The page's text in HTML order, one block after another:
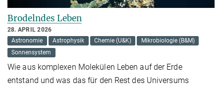
Brodelndes Leben
28. APRIL 2026
Astronomie
Astrophysik Chemie (U&K)
Mikrobiologie (B&M)
Sonnensystem
Wie aus komplexen Molekülen Leben auf der Erde
entstand und was das für den Rest des Universums